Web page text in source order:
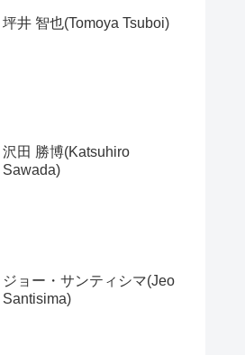
坪井 智也(Tomoya Tsuboi)
沢田 勝博(Katsuhiro
Sawada)
ジョー・サンティシマ(Jeo
Santisima)